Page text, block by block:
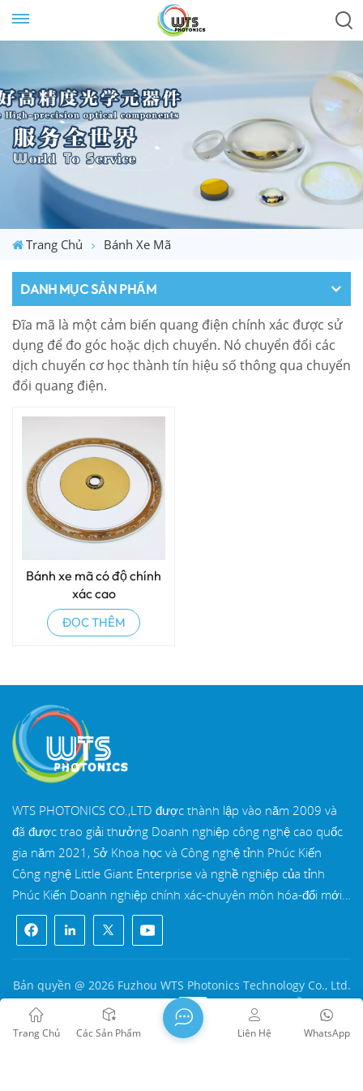
Trang Chủ Bánh Xe Mã
DANH MỤC SẢN PHẨM
Đĩa mã là một cảm biến quang điện chính xác được sử
dụng để đo góc hoặc dịch chuyển. Nó chuyển đổi các
dịch chuyển cơ học thành tín hiệu số thông qua chuyển
đổi quang điện.
Bánh xe mã có độ chính
xác cao
ĐỌC THÊM
WTS PHOTONICS CO.,LTD được thành lập vào năm 2009 và
đã được trao giải thưởng Doanh nghiệp công nghệ cao quốc
gia năm 2021, Sở Khoa học và Công nghệ tỉnh Phúc Kiến
Công nghệ Little Giant Enterprise và nghề nghiệp của tỉnh
Phúc Kiến Doanh nghiệp chính xác-chuyên môn hóa-đổi mới
vào năm 2022. WTS định vị tại Thành phố ven biển Đông Nam
xinh đẹp, Phúc Châu, một thành phố quang học nổi tiếng ở
Trung Quốc. WTS có 11.000 mét vuông nhà xưởng tiêu
chuẩn, một nhóm của đội ngũ kỹ thuật lành nghề và một hệ
thống xử lý quang học hoàn chỉnh, hệ thống sơn phủ, hệ
thống lắp ráp và hệ thống kiểm soát chất lượng. WTS cung
cấp khách hàng với các giải pháp trọn gói cho R&D, thiết kế và
Bản quyền @ 2026 Fuzhou WTS Photonics Technology Co., Ltd.
Mọi quyền được bảo lưu .
闽ICP备2024080551号
Sơ đồ trang web /
/
Chính sách bảo mật
Trang Chủ Các Sản Phẩm WhatsApp
Liên Hệ